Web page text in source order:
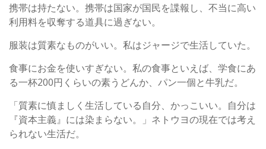
携帯は持たない。携帯は国家が国民を諜報し、不当に高い
利用料を収奪する道具に過ぎない。
服装は質素なものがいい。私はジャージで生活していた。
食事にお金を使いすぎない。私の食事といえば、学食にあ
る一杯200円くらいの素うどんか、パン一個と牛乳だ。
「質素に慎ましく生活している自分、かっこいい。自分は
『資本主義』には染まらない。」ネトウヨの現在では考え
られない生活だ。